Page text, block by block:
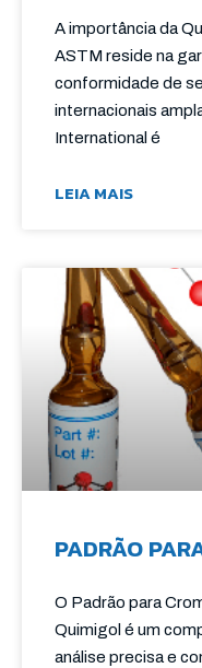
A importância da
ASTM reside na
conformidade de
internacionais
International é
LEIA MAIS
PADRÃO
O Padrão para
Quimigol é um
análise precisa e